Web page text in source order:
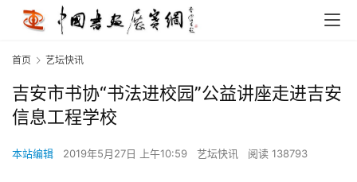
首页 艺坛快讯
吉安市书协“书法进校园”公益讲座走进吉安
信息工程学校
本站编辑 2019年5月27日 上午10:59 艺坛快讯 阅读 138793